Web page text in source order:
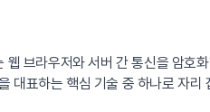
웹 브라우저와 서버 간 통신을 암호
표하는 핵심 기술 중 하나로 자리